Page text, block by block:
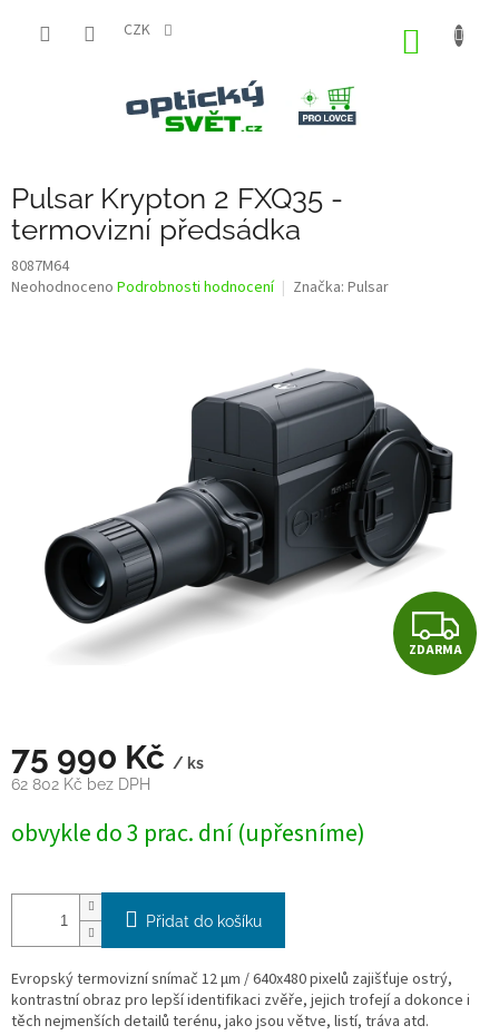
CZK
Pulsar Krypton 2 FXQ35 -
termovizní předsádka
8087M64
Průměrné
Neohodnoceno Podrobnosti hodnocení Značka: Pulsar
Z
D
ZDARMA
75 990 Kč / ks
62 802 Kč bez DPH
cena:
obvykle do 3 prac. dní (upřesníme)
Přidat do košíku
Evropský termovizní snímač 12 µm / 640x480 pixelů zajišťuje ostrý,
kontrastní obraz pro lepší identifikaci zvěře, jejich trofejí a dokonce i
těch nejmenších detailů terénu, jako jsou větve, listí, tráva atd.